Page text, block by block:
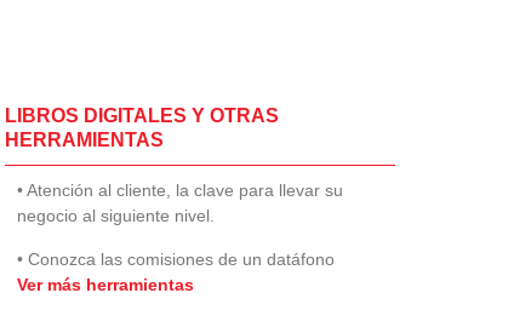
LIBROS DIGITALES Y OTRAS
HERRAMIENTAS
• Atención al cliente, la clave para llevar su
negocio al siguiente nivel.
• Conozca las comisiones de un datáfono
Ver más herramientas